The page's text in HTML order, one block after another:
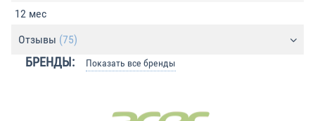
12 мес
Отзывы (75)
БРЕНДЫ: Показать все бренды